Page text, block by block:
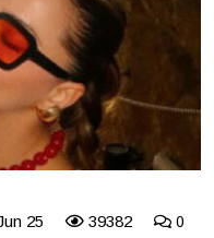
25 39382 0